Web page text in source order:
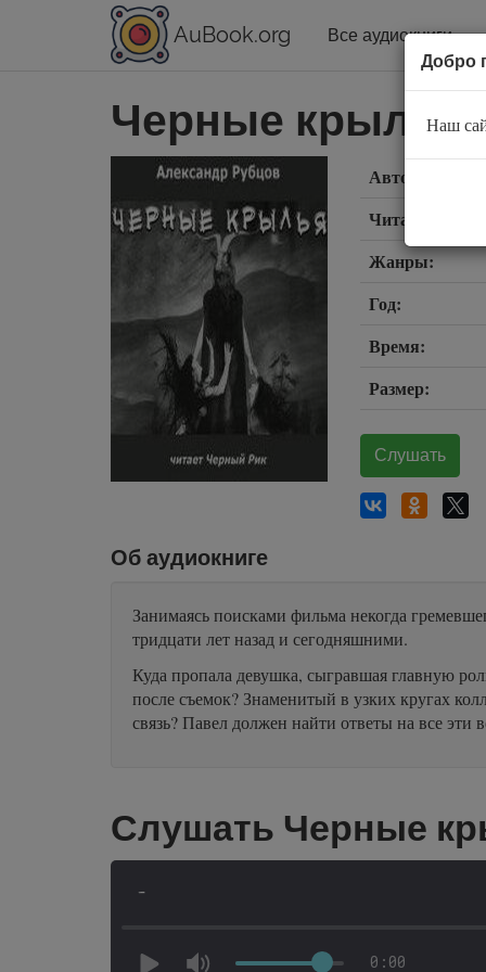
AuBook.org Все аудиокниги
Черные крылья
Автор:
Читает:
Жанры:
Год:
Время:
Размер:
Слушать
Об аудиокниге
Занимаясь поисками фильма некогда
тридцати лет назад и сегодняшними.
Куда пропала девушка, сыгравшая главную
после съемок? Знаменитый в узких кругах
связь? Павел должен найти ответы на все
Слушать Черные
-
0:00
Добро
Наш